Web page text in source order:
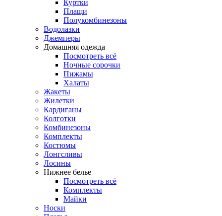
Куртки
Плащи
Полукомбинезоны
Водолазки
Джемперы
Домашняя одежда
Посмотреть всё
Ночные сорочки
Пижамы
Халаты
Жакеты
Жилетки
Кардиганы
Колготки
Комбинезоны
Комплекты
Костюмы
Лонгсливы
Лосины
Нижнее белье
Посмотреть всё
Комплекты
Майки
Носки